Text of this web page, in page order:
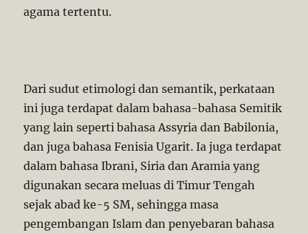
agama tertentu.
Dari sudut etimologi dan semantik, perkataan
ini juga terdapat dalam bahasa-bahasa Semitik
yang lain seperti bahasa Assyria dan Babilonia,
dan juga bahasa Fenisia Ugarit. Ia juga terdapat
dalam bahasa Ibrani, Siria dan Aramia yang
digunakan secara meluas di Timur Tengah
sejak abad ke-5 SM, sehingga masa
pengembangan Islam dan penyebaran bahasa